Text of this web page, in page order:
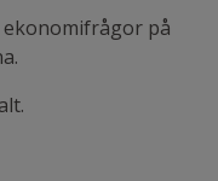
på